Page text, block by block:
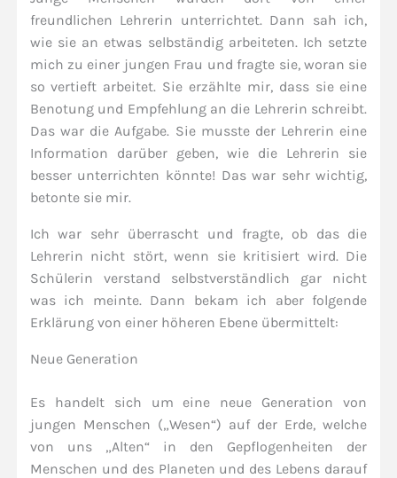
freundlichen Lehrerin unterrichtet. Dann sah ich,
wie sie an etwas selbständig arbeiteten. Ich setzte
mich zu einer jungen Frau und fragte sie, woran sie
so vertieft arbeitet. Sie erzählte mir, dass sie eine
Benotung und Empfehlung an die Lehrerin schreibt.
Das war die Aufgabe. Sie musste der Lehrerin eine
Information darüber geben, wie die Lehrerin sie
besser unterrichten könnte! Das war sehr wichtig,
betonte sie mir.
Ich war sehr überrascht und fragte, ob das die
Lehrerin nicht stört, wenn sie kritisiert wird. Die
Schülerin verstand selbstverständlich gar nicht
was ich meinte. Dann bekam ich aber folgende
Erklärung von einer höheren Ebene übermittelt:
Neue Generation
Es handelt sich um eine neue Generation von
jungen Menschen („Wesen“) auf der Erde, welche
von uns „Alten“ in den Gepflogenheiten der
Menschen und des Planeten und des Lebens darauf